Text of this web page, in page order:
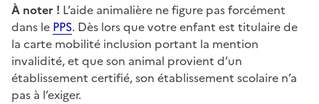
À noter ! L’aide animalière ne figure pas forcément
dans le PPS. Dès lors que votre enfant est titulaire de
la carte mobilité inclusion portant la mention
invalidité, et que son animal provient d’un
établissement certifié, son établissement scolaire n’a
pas à l’exiger.